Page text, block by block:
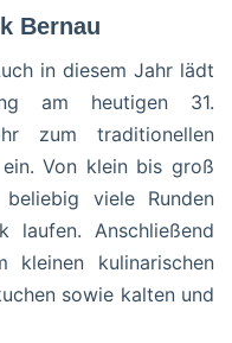
Bernau
in diesem Jahr lädt
am heutigen 31.
zum traditionellen
Von klein bis groß
viele Runden
laufen. Anschließend
kulinarischen
sowie kalten und